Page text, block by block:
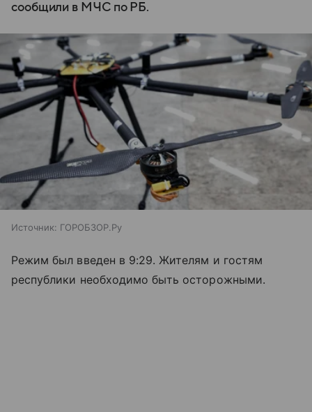
сообщили в МЧС по РБ.
Источник: ГОРОБЗОР.Ру
Режим был введен в 9:29. Жителям и гостям
республики необходимо быть осторожными.